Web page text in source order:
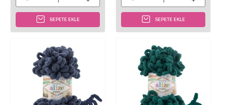
SEPETE EKLE SEPETE EKLE